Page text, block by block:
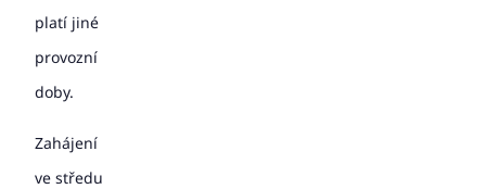
platí jiné
provozní
doby.
Zahájení
ve středu